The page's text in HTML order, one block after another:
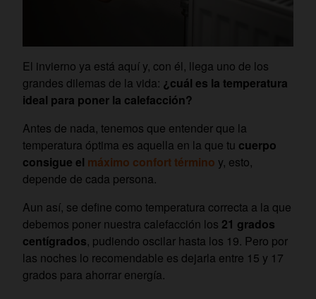
El invierno ya está aquí y, con él, llega uno de los
grandes dilemas de la vida: ¿cuál es la temperatura
ideal para poner la calefacción?
Antes de nada, tenemos que entender que la
temperatura óptima es aquella en la que tu cuerpo
consigue el máximo confort término y, esto,
depende de cada persona.
Aun así, se define como temperatura correcta a la que
debemos poner nuestra calefacción los 21 grados
centígrados, pudiendo oscilar hasta los 19. Pero por
las noches lo recomendable es dejarla entre 15 y 17
grados para ahorrar energía.